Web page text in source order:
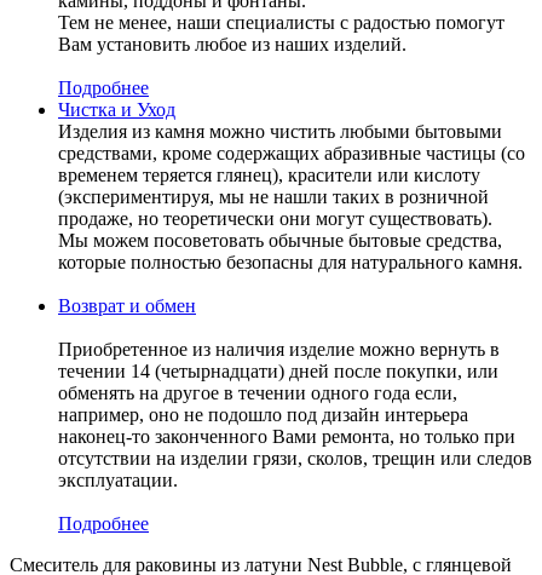
Тем не менее, наши специалисты с радостью помогут
Вам установить любое из наших изделий.
Подробнее
Чистка и Уход
Изделия из камня можно чистить любыми бытовыми
средствами, кроме содержащих абразивные частицы (со
временем теряется глянец), красители или кислоту
(экспериментируя, мы не нашли таких в розничной
продаже, но теоретически они могут существовать).
Мы можем посоветовать обычные бытовые средства,
которые полностью безопасны для натурального камня.
Возврат и обмен
Приобретенное из наличия изделие можно вернуть в
течении 14 (четырнадцати) дней после покупки, или
обменять на другое в течении одного года если,
например, оно не подошло под дизайн интерьера
наконец-то законченного Вами ремонта, но только при
отсутствии на изделии грязи, сколов, трещин или следов
эксплуатации.
Подробнее
Смеситель для раковины из латуни Nest Bubble, с глянцевой